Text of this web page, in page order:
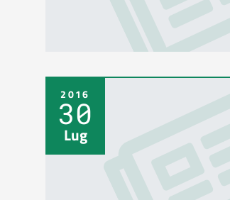
2016
30
Lug